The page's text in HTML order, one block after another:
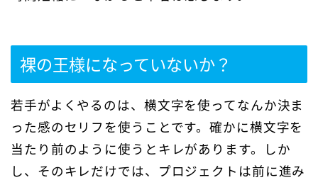
裸の王様になっていないか？
若手がよくやるのは、横文字を使ってなんか決ま
った感のセリフを使うことです。確かに横文字を
当たり前のように使うとキレがあります。しか
し、そのキレだけでは、プロジェクトは前に進み